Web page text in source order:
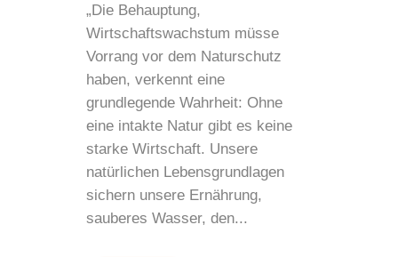
„Die Behauptung,
Wirtschaftswachstum müsse
Vorrang vor dem Naturschutz
haben, verkennt eine
grundlegende Wahrheit: Ohne
eine intakte Natur gibt es keine
starke Wirtschaft. Unsere
natürlichen Lebensgrundlagen
sichern unsere Ernährung,
sauberes Wasser, den...